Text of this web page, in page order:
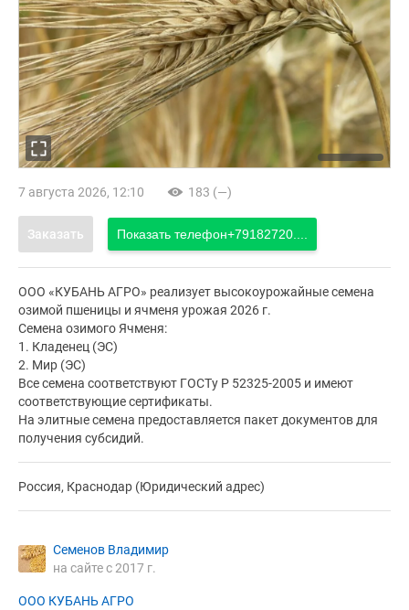
7 августа 2026, 12:10 183 (—)
Заказать Показать телефон+79182720....
ООО «КУБАНЬ АГРО» реализует высокоурожайные семена
озимой пшеницы и ячменя урожая 2026 г.
Семена озимого Ячменя:
1. Кладенец (ЭС)
2. Мир (ЭС)
Все семена соответствуют ГОСТу Р 52325-2005 и имеют
соответствующие сертификаты.
На элитные семена предоставляется пакет документов для
получения субсидий.
Россия, Краснодар (Юридический адрес)
Семенов Владимир
на сайте с 2017 г.
ООО КУБАНЬ АГРО